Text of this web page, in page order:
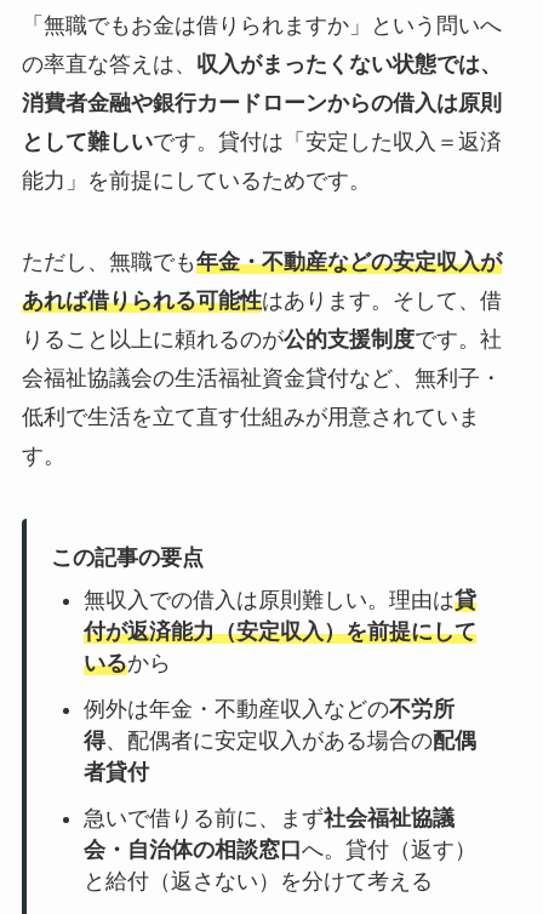
「無職でもお金は借りられますか」という問いへ
の率直な答えは、 収入がまったくない状態では、
消費者金融や銀行カードローンからの借入は原則
として難しいです。貸付は「安定した収入＝返済
能力」を前提にしているためです。
ただし、無職でも年金・不動産などの安定収入が
あれば借りられる可能性はあります。そして、借
りること以上に頼れるのが公的支援制度です。社
会福祉協議会の生活福祉資金貸付など、無利子・
低利で生活を立て直す仕組みが用意されていま
す。
この記事の要点
無収入での借入は原則難しい。理由は貸
付が返済能力（安定収入）を前提にして
いるから
例外は年金・不動産収入などの不労所
得、配偶者に安定収入がある場合の配偶
者貸付
急いで借りる前に、まず社会福祉協議
会・自治体の相談窓口 へ。貸付（返す）
と給付（返さない）を分けて考える